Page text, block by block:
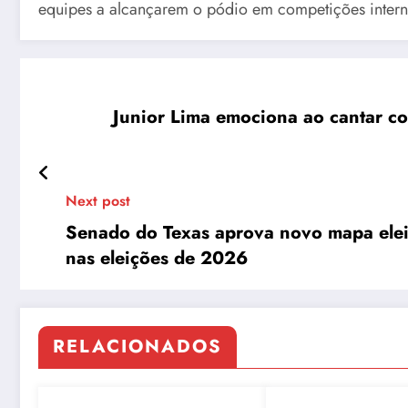
equipes a alcançarem o pódio em competições
Junior Lima emociona ao cantar
Next post
Senado do Texas aprova novo mapa
nas eleições de 2026
RELACIONADOS